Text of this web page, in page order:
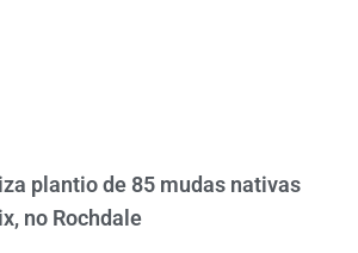
plantio de 85 mudas nativas
no Rochdale